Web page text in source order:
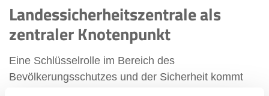
Landessicherheitszentrale als
zentraler Knotenpunkt
Eine Schlüsselrolle im Bereich des
Bevölkerungsschutzes und der Sicherheit kommt